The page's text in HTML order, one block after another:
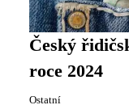
Český
roce 2024
Ostatní